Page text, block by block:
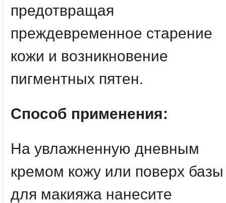
предотвращая
преждевременное старение
кожи и возникновение
пигментных пятен.
Способ применения:
На увлажненную дневным
кремом кожу или поверх базы
для макияжа нанесите